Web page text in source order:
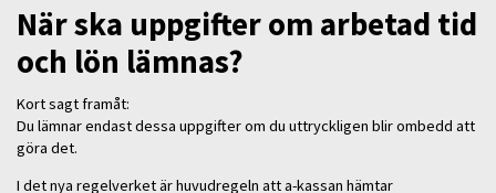
När ska uppgifter om arbetad tid
och lön lämnas?
Kort sagt framåt:
Du lämnar endast dessa uppgifter om du uttryckligen blir ombedd att
göra det.
I det nya regelverket är huvudregeln att a-kassan hämtar